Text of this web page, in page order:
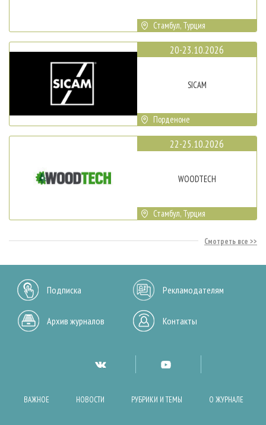
Стамбул, Турция
20-23.10.2026
SICAM
Порденоне
22-25.10.2026
WOODTECH
Стамбул, Турция
Смотреть все
Подписка Рекламодателям
Архив журналов Контакты
ВАЖНОЕ НОВОСТИ РУБРИКИ И ТЕМЫ О ЖУРНАЛЕ